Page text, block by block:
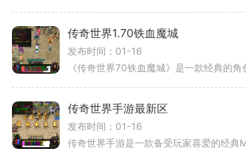
传奇世界1.70铁血魔城
发布时间：01-16
传奇世界手游最新区
发布时间：01-16